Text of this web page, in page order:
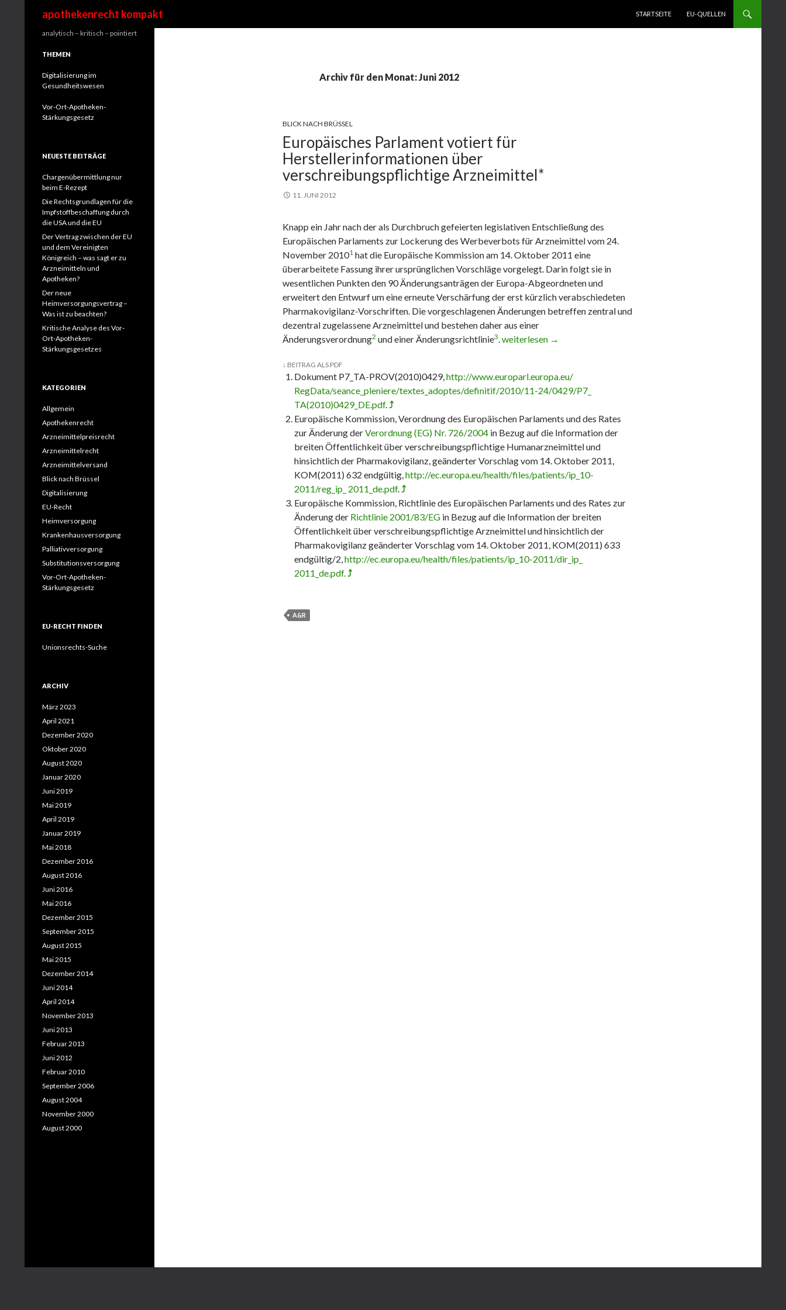
apothekenrecht kompakt
STARTSEITE
EU-QUELLEN
Archiv für den Monat: Juni 2012
BLICK NACH BRÜSSEL
Europäisches Parlament votiert für
Herstellerinformationen über
verschreibungspflichtige Arzneimittel*
11. JUNI 2012
Knapp ein Jahr nach der als Durchbruch gefeierten legislativen Entschließung des
Europäischen Parlaments zur Lockerung des Werbeverbots für Arzneimittel vom 24.
November 20101 hat die Europäische Kommission am 14. Oktober 2011 eine
überarbeitete Fassung ihrer ursprünglichen Vorschläge vorgelegt. Darin folgt sie in
wesentlichen Punkten den 90 Änderungsanträgen der Europa-Abgeordneten und
erweitert den Entwurf um eine erneute Verschärfung der erst kürzlich verabschiedeten
Pharmakovigilanz-Vorschriften. Die vorgeschlagenen Änderungen betreffen zentral und
dezentral zugelassene Arzneimittel und bestehen daher aus einer
Änderungsverordnung2 und einer Änderungsrichtlinie3.Europäisches Parlament votiert für Herstellerinformationen über
weiterlesen →
↓ BEITRAG ALS PDF
Dokument P7_TA-PROV(2010)0429,http://www.europarl.europa.eu/
RegData/seance_pleniere/textes_adoptes/definitif/2010/11-24/0429/P7_
TA(2010)0429_DE.pdf.⤴
Europäische Kommission, Verordnung des Europäischen Parlaments und des Rates
zur Änderung derVerordnung (EG) Nr. 726/2004 in Bezug auf die Information der
breiten Öffentlichkeit über verschreibungspflichtige Humanarzneimittel und
hinsichtlich der Pharmakovigilanz, geänderter Vorschlag vom 14. Oktober 2011,
KOM(2011) 632 endgültig,http://ec.europa.eu/health/files/patients/ip_10-
2011/reg_ip_ 2011_de.pdf.⤴
Europäische Kommission, Richtlinie des Europäischen Parlaments und des Rates zur
Änderung der Richtlinie 2001/83/EG in Bezug auf die Information der breiten
Öffentlichkeit über verschreibungspflichtige Arzneimittel und hinsichtlich der
Pharmakovigilanz geänderter Vorschlag vom 14. Oktober 2011, KOM(2011) 633
endgültig/2,http://ec.europa.eu/health/files/patients/ip_10-2011/dir_ip_
2011_de.pdf.⤴
A&R
analytisch – kritisch – pointiert
THEMEN
Digitalisierung im
Gesundheitswesen
Vor-Ort-Apotheken-
Stärkungsgesetz
NEUESTE BEITRÄGE
Chargenübermittlung nur
beim E-Rezept
Die Rechtsgrundlagen für die
Impfstoffbeschaffung durch
die USA und die EU
Der Vertrag zwischen der EU
und dem Vereinigten
Königreich – was sagt er zu
Arzneimitteln und
Apotheken?
Der neue
Heimversorgungsvertrag –
Was ist zu beachten?
Kritische Analyse des Vor-
Ort-Apotheken-
Stärkungsgesetzes
KATEGORIEN
Allgemein
Apothekenrecht
Arzneimittelpreisrecht
Arzneimittelrecht
Arzneimittelversand
Blick nach Brüssel
Digitalisierung
EU-Recht
Heimversorgung
Krankenhausversorgung
Palliativversorgung
Substitutionsversorgung
Vor-Ort-Apotheken-
Stärkungsgesetz
EU-RECHT FINDEN
Unionsrechts-Suche
ARCHIV
März 2023
April 2021
Dezember 2020
Oktober 2020
August 2020
Januar 2020
Juni 2019
Mai 2019
April 2019
Januar 2019
Mai 2018
Dezember 2016
August 2016
Juni 2016
Mai 2016
Dezember 2015
September 2015
August 2015
Mai 2015
Dezember 2014
Juni 2014
April 2014
November 2013
Juni 2013
Februar 2013
Juni 2012
Februar 2010
September 2006
August 2004
November 2000
August 2000